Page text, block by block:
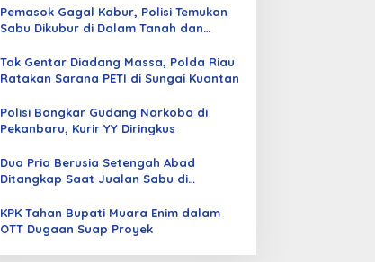
Pemasok Gagal Kabur, Polisi Temukan
Sabu Dikubur di Dalam Tanah dan
Tak Gentar Diadang Massa, Polda Riau
Ratakan Sarana PETI di Sungai Kuantan
Polisi Bongkar Gudang Narkoba di
Pekanbaru, Kurir YY Diringkus
Dua Pria Berusia Setengah Abad
Ditangkap Saat Jualan Sabu di
KPK Tahan Bupati Muara Enim dalam
OTT Dugaan Suap Proyek